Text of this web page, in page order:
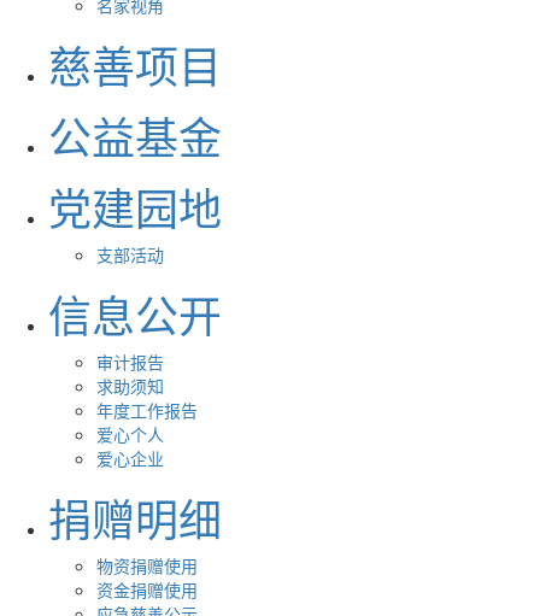
名家视角
慈善项目
公益基金
党建园地
支部活动
信息公开
审计报告
求助须知
年度工作报告
爱心个人
爱心企业
捐赠明细
物资捐赠使用
资金捐赠使用